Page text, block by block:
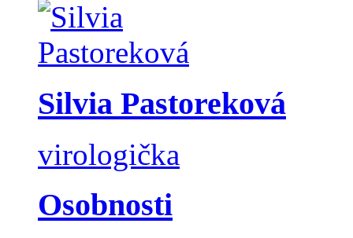
Silvia Pastoreková
virologička
Osobnosti